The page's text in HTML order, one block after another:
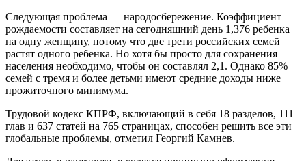
Следующая проблема — народосбережение. Коэффициент
рождаемости составляет на сегодняшний день 1,376 ребенка
на одну женщину, потому что две трети российских семей
растят одного ребенка. Но хотя бы просто для сохранения
населения необходимо, чтобы он составлял 2,1. Однако 85%
семей с тремя и более детьми имеют средние доходы ниже
прожиточного минимума.
Трудовой кодекс КПРФ, включающий в себя 18 разделов, 111
глав и 637 статей на 765 страницах, способен решить все эти
глобальные проблемы, отметил Георгий Камнев.